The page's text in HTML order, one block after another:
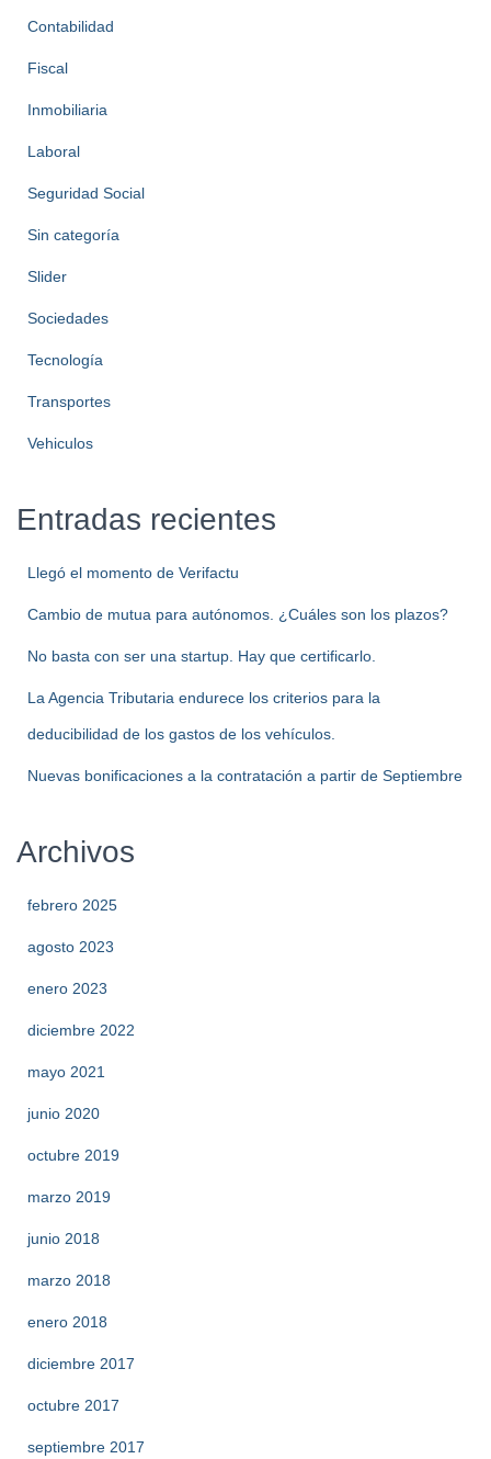
Contabilidad
Fiscal
Inmobiliaria
Laboral
Seguridad Social
Sin categoría
Slider
Sociedades
Tecnología
Transportes
Vehiculos
Entradas recientes
Llegó el momento de Verifactu
Cambio de mutua para autónomos. ¿Cuáles son los plazos?
No basta con ser una startup. Hay que certificarlo.
La Agencia Tributaria endurece los criterios para la
deducibilidad de los gastos de los vehículos.
Nuevas bonificaciones a la contratación a partir de Septiembre
Archivos
febrero 2025
agosto 2023
enero 2023
diciembre 2022
mayo 2021
junio 2020
octubre 2019
marzo 2019
junio 2018
marzo 2018
enero 2018
diciembre 2017
octubre 2017
septiembre 2017